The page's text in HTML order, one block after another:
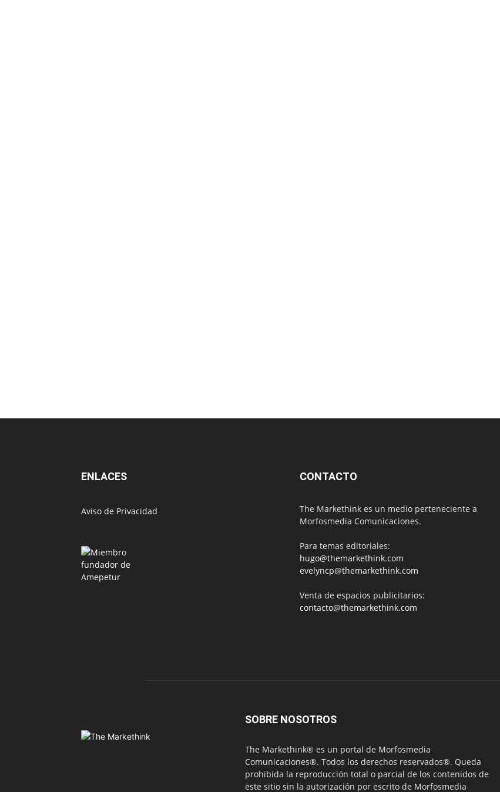
ENLACES
Aviso de Privacidad
CONTACTO
The Markethink es un medio perteneciente a
Morfosmedia Comunicaciones.
Para temas editoriales:
hugo@themarkethink.com
evelyncp@themarkethink.com
Venta de espacios publicitarios:
contacto@themarkethink.com
SOBRE NOSOTROS
The Markethink® es un portal de Morfosmedia
Comunicaciones®. Todos los derechos reservados®. Queda
prohibida la reproducción total o parcial de los contenidos de
este sitio sin la autorización por escrito de Morfosmedia